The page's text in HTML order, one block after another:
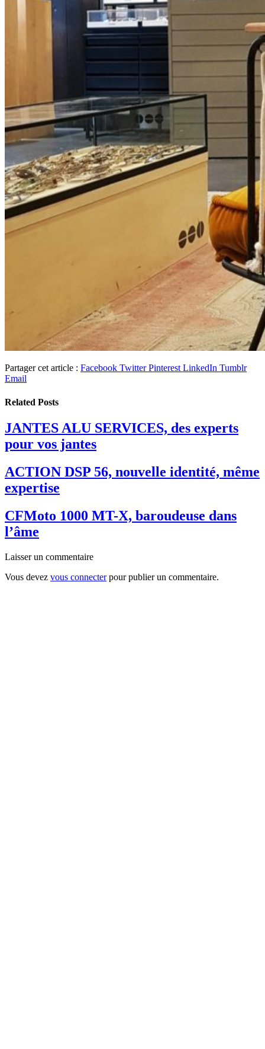
Partager cet article : Facebook Twitter Pinterest LinkedIn Tumblr
Email
Related Posts
JANTES ALU SERVICES, des experts
pour vos jantes
ACTION DSP 56, nouvelle identité, même
expertise
CFMoto 1000 MT-X, baroudeuse dans
l’âme
Laisser un commentaire
Vous devez vous connecterpour publier un commentaire.